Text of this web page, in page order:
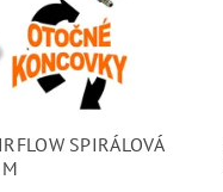
SPIRÁLOVÁ